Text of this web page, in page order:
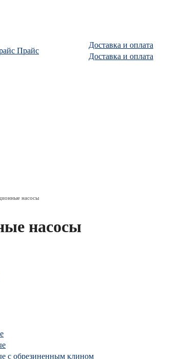
Прайс
Доставка и оплата
Доставка и оплата
насосы
насосы
с обрезиненным клином